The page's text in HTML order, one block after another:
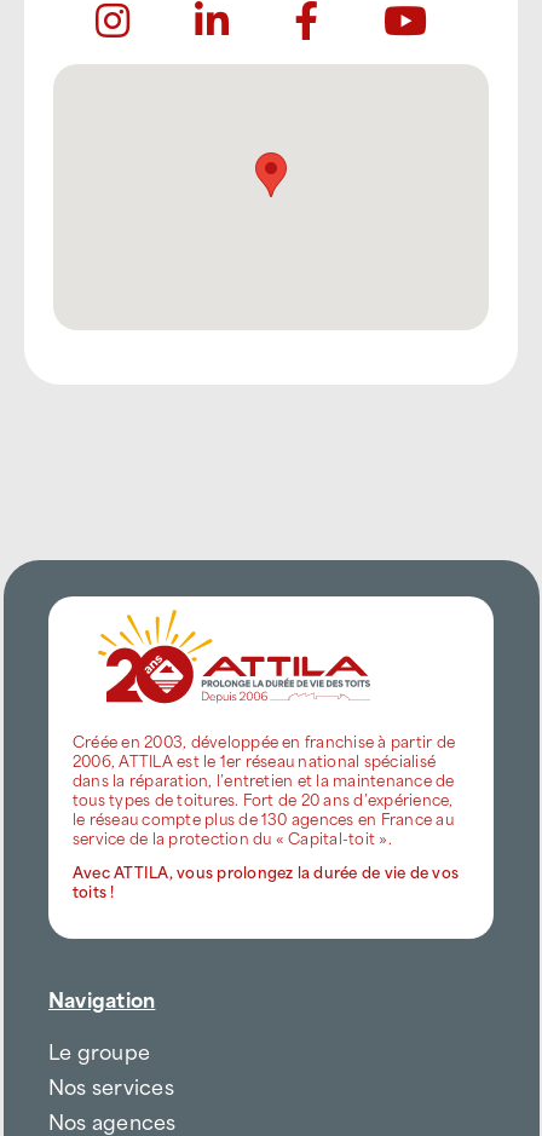
Créée en 2003, développée en franchise à partir de
2006, ATTILA est le 1er réseau national spécialisé
dans la réparation, l’entretien et la maintenance de
tous types de toitures. Fort de 20 ans d’expérience,
le réseau compte plus de 130 agences en France au
service de la protection du « Capital-toit ».
Avec ATTILA, vous prolongez la durée de vie de vos
toits !
Navigation
Le groupe
Nos services
Nos agences